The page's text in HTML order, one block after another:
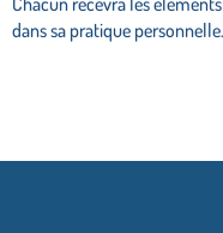
dans sa pratique personnelle.